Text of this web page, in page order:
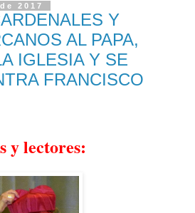
2017
Y
AL PAPA,
IGLESIA Y SE
FRANCISCO
y lectores: